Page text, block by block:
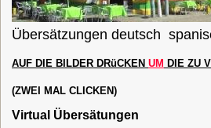
Übersätzungen deutsch
AUF DIE B ILDER DRüCKEN UM DIE ZU
(ZWEI MAL CLICKEN)
Virtual Übersätungen